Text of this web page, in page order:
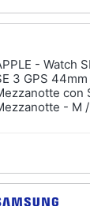
- Watch
3 GPS
con
- M